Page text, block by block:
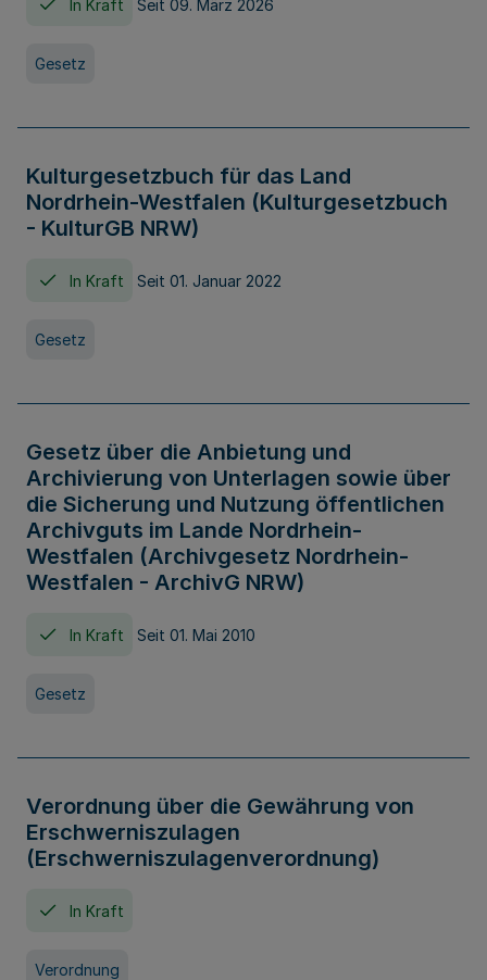
In Kraft Seit 09. März 2026
Gesetz
Kulturgesetzbuch für das Land
Nordrhein-Westfalen (Kulturgesetzbuch
- KulturGB NRW)
In Kraft Seit 01. Januar 2022
Gesetz
Gesetz über die Anbietung und
Archivierung von Unterlagen sowie über
die Sicherung und Nutzung öffentlichen
Archivguts im Lande Nordrhein-
Westfalen (Archivgesetz Nordrhein-
Westfalen - ArchivG NRW)
In Kraft Seit 01. Mai 2010
Gesetz
Verordnung über die Gewährung von
Erschwerniszulagen
(Erschwerniszulagenverordnung)
In Kraft
Verordnung